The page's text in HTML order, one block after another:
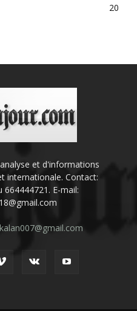
20
et d'informations
internationale. Contact:
E-mail: